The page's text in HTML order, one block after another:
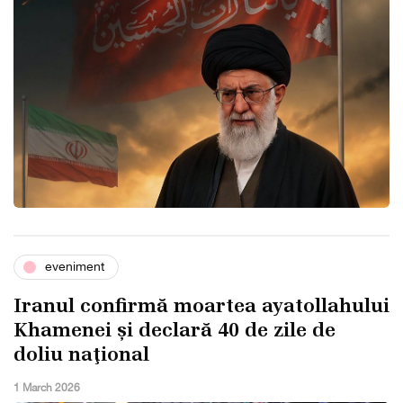
eveniment
Iranul confirmă moartea ayatollahului
Khamenei și declară 40 de zile de
doliu naţional
1 March 2026